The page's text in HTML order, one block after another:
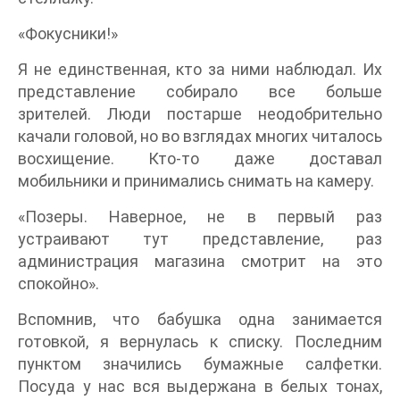
«Фокусники!»
Я не единственная, кто за ними наблюдал. Их
представление собирало все больше
зрителей. Люди постарше неодобрительно
качали головой, но во взглядах многих читалось
восхищение. Кто-то даже доставал
мобильники и принимались снимать на камеру.
«Позеры. Наверное, не в первый раз
устраивают тут представление, раз
администрация магазина смотрит на это
спокойно».
Вспомнив, что бабушка одна занимается
готовкой, я вернулась к списку. Последним
пунктом значились бумажные салфетки.
Посуда у нас вся выдержана в белых тонах,